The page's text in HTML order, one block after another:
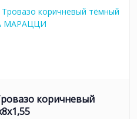
коричневый